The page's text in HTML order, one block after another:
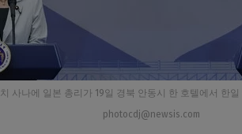
사나에 일본 총리가 19일 경북 안동시 한 호텔에서 한
photocdj@newsis.com